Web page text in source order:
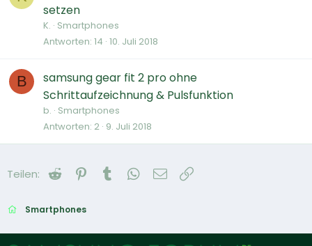
setzen
K. Smartphones
Antworten 14 10. Juli 2018
B
samsung gear fit 2 pro ohne
Schrittaufzeichnung & Pulsfunktion
b. Smartphones
Antworten 2 9. Juli 2018
Teilen: Reddit Pinterest
Tumblr WhatsApp
E-Mail
Smartphones